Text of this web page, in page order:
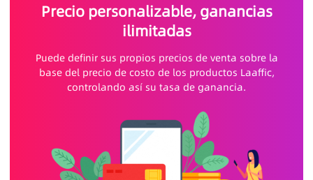
Precio personalizable, ganancias
ilimitadas
Puede definir sus propios precios de venta sobre la
base del precio de costo de los productos Laaffic,
controlando así su tasa de ganancia.